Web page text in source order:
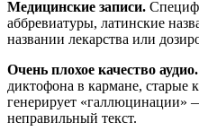
Медицинские записи.
аббревиатуры, латинские
названии лекарства или
Очень плохое качество аудио.
диктофона в кармане, старые
генерирует «галлюцинации»
неправильный текст.